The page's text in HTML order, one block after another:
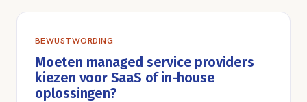
BEWUSTWORDING
Moeten managed service providers
kiezen voor SaaS of in-house
oplossingen?